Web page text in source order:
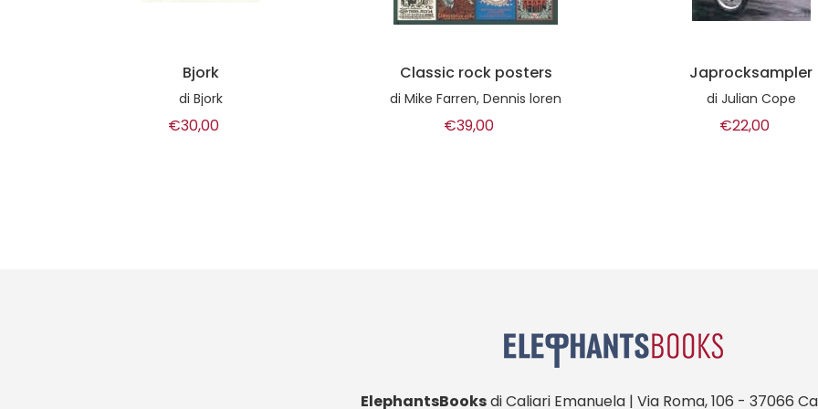
Classic rock posters
Mike Farren, Dennis loren
€39,00
Japrocksampler
diJulian Cope
€22,00
Una mattina mi son
diGiovanna Marini
€15,50
ElephantsBooksdi Caliari Emanuela | Via Roma, 106 - 37066